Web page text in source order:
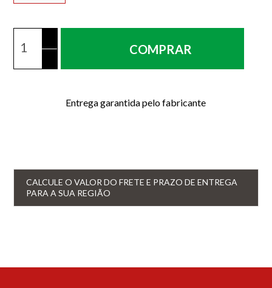
COMPRAR
Entrega garantida pelo fabricante
CALCULE O VALOR DO FRETE E PRAZO DE ENTREGA
PARA A SUA REGIÃO